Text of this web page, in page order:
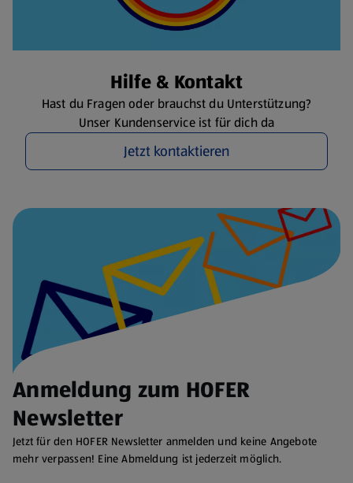
Hilfe & Kontakt
Hast du Fragen oder brauchst du Unterstützung?
Unser Kundenservice ist für dich da
Jetzt kontaktieren
Anmeldung zum HOFER
Newsletter
Jetzt für den HOFER Newsletter anmelden und keine Angebote
mehr verpassen! Eine Abmeldung ist jederzeit möglich.